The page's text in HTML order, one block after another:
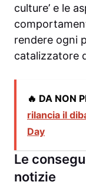
culture’ e le
rendere ogni
catalizzatore
🔥 DA NON
rilancia il
Day
Le
notizie